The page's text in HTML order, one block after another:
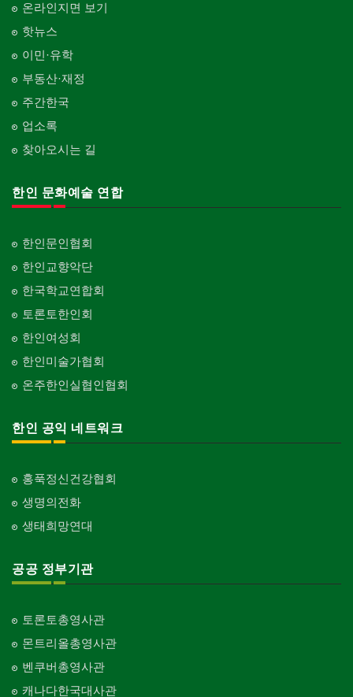
온라인지면 보기
핫뉴스
이민·유학
부동산·재정
주간한국
업소록
찾아오시는 길
한인 문화예술 연합
한인문인협회
한인교향악단
한국학교연합회
토론토한인회
한인여성회
한인미술가협회
온주한인실협인협회
한인 공익 네트워크
홍푹정신건강협회
생명의전화
생태희망연대
공공 정부기관
토론토총영사관
몬트리올총영사관
벤쿠버총영사관
캐나다한국대사관